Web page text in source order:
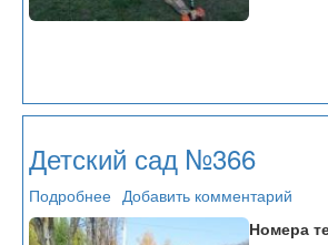
Детский сад №366
Подробнее
Детский
сад
Добавить комментарий
Номера